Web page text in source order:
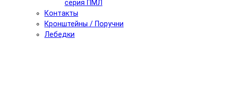
серия ПМЛ
Контакты
Кронштейны / Поручни
Лебедки